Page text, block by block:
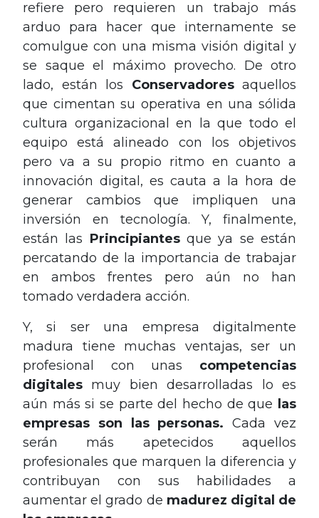
refiere pero requieren un trabajo más
arduo para hacer que internamente se
comulgue con una misma visión digital y
se saque el máximo provecho. De otro
lado, están los Conservadoresaquellos
que cimentan su operativa en una sólida
cultura organizacional en la que todo el
equipo está alineado con los objetivos
pero va a su propio ritmo en cuanto a
innovación digital, es cauta a la hora de
generar cambios que impliquen una
inversión en tecnología. Y, finalmente,
están las Principiantesque ya se están
percatando de la importancia de trabajar
en ambos frentes pero aún no han
tomado verdadera acción.
Y, si ser una empresa digitalmente
madura tiene muchas ventajas, ser un
profesional con unas competencias
digitales muy bien desarrolladas lo es
aún más si se parte del hecho de que
las
empresas son las personas. Cada vez
serán más apetecidos aquellos
profesionales que marquen la diferencia y
contribuyan con sus habilidades a
aumentar el grado de madurez digital de